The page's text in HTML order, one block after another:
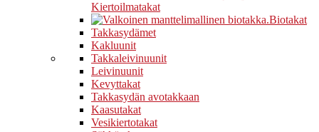
Kiertoilmatakat
Biotakat
Takkasydämet
Kakluunit
Takkaleivinuunit
Leivinuunit
Kevyttakat
Takkasydän avotakkaan
Kaasutakat
Vesikiertotakat